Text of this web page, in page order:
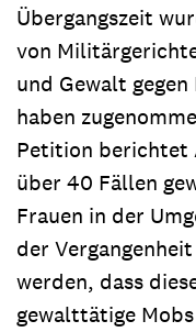
Übergangszeit
von
und Gewalt gegen
haben
Petition berichtet
über 40 Fällen
Frauen in der
der
werden, dass
gewalttätige